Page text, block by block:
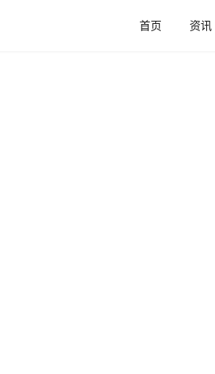
首页 资讯